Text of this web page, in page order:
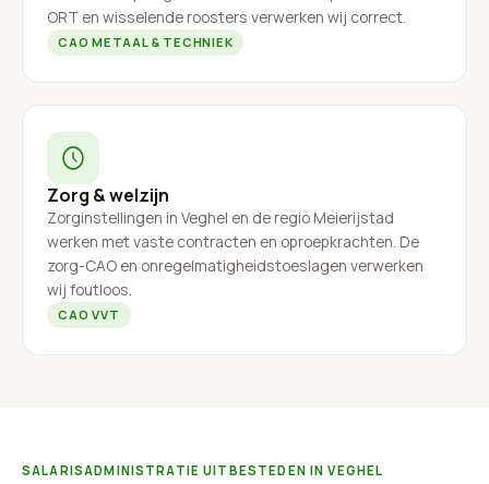
ORT en wisselende roosters verwerken wij correct.
CAO METAAL & TECHNIEK
Zorg & welzijn
Zorginstellingen in Veghel en de regio Meierijstad
werken met vaste contracten en oproepkrachten. De
zorg-CAO en onregelmatigheidstoeslagen verwerken
wij foutloos.
CAO VVT
SALARISADMINISTRATIE UITBESTEDEN IN VEGHEL